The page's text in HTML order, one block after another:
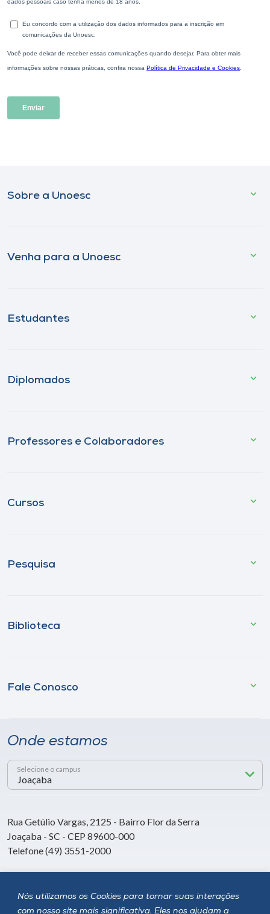
Nós utilizamos os Cookies para tornar suas interações
com nosso site mais significativa. Eles nos ajudam a
Sobre a Unoesc
Venha para a Unoesc
Estudantes
Diplomados
Professores e Colaboradores
Cursos
Pesquisa
Biblioteca
Fale Conosco
Onde estamos
Selecione o campus
Rua Getúlio Vargas, 2125 - Bairro Flor da Serra
Joaçaba - SC - CEP 89600-000
Telefone (49) 3551-2000
Siga a Unoesc